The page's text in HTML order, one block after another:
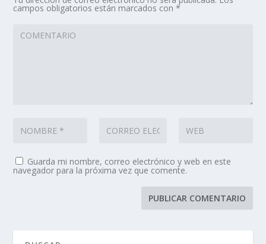
campos obligatorios están marcados con*
Guarda mi nombre, correo electrónico y web en este
navegador para la próxima vez que comente.